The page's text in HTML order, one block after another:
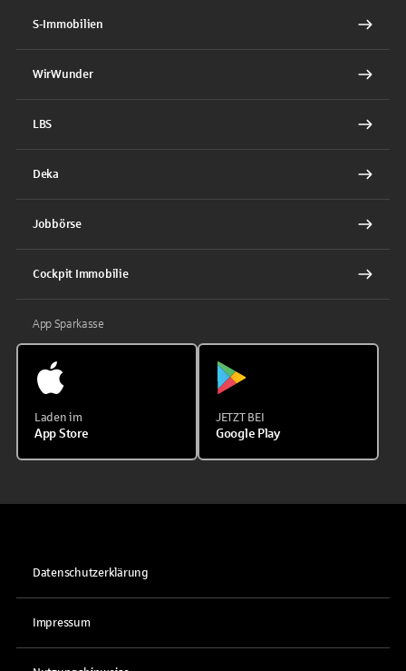
S-Immobilien
WirWunder
LBS
Deka
Jobbörse
Cockpit Immobilie
App Sparkasse
Laden im
App Store
JETZT BEI
Google Play
Datenschutzerklärung
Impressum